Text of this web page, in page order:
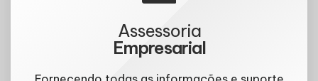
Assessoria
Empresarial